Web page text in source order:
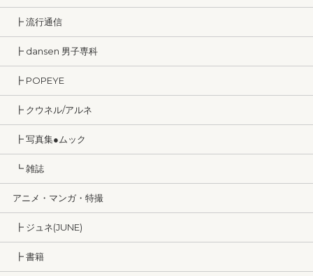
┣ 流行通信
┣ dansen 男子専科
┣ POPEYE
┣ クウネル/アルネ
┣ 写真集●ムック
┗ 雑誌
アニメ・マンガ・特撮
┣ ジュネ(JUNE)
┣ 書籍